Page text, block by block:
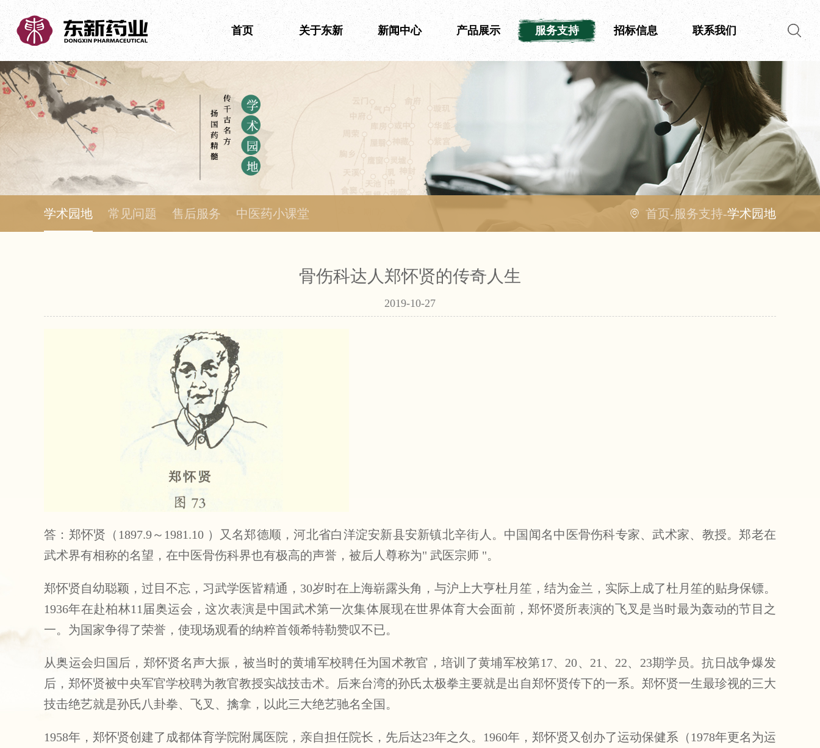
首页 关于东新 新闻中心 产品展示 服务支持 招标信息 联系我们
学术园地 常见问题 售后服务 中医药小课堂 首页-服务支持-学术园地
骨伤科达人郑怀贤的传奇人生
2019-10-27
答：郑怀贤（1897.9～1981.10 ）又名郑德顺，河北省白洋淀安新县安新镇北辛街人。中国闻名中医骨伤科专家、武术家、教授。郑老在
武术界有相称的名望，在中医骨伤科界也有极高的声誉，被后人尊称为" 武医宗师 "。
郑怀贤自幼聪颖，过目不忘，习武学医皆精通，30岁时在上海崭露头角，与沪上大亨杜月笙，结为金兰，实际上成了杜月笙的贴身保镖。
1936年在赴柏林11届奥运会，这次表演是中国武术第一次集体展现在世界体育大会面前，郑怀贤所表演的飞叉是当时最为轰动的节目之
一。为国家争得了荣誉，使现场观看的纳粹首领希特勒赞叹不已。
从奥运会归国后，郑怀贤名声大振，被当时的黄埔军校聘任为国术教官，培训了黄埔军校第17、20、21、22、23期学员。抗日战争爆发
后，郑怀贤被中央军官学校聘为教官教授实战技击术。后来台湾的孙氏太极拳主要就是出自郑怀贤传下的一系。郑怀贤一生最珍视的三大
技击绝艺就是孙氏八卦拳、飞叉、擒拿，以此三大绝艺驰名全国。
1958年，郑怀贤创建了成都体育学院附属医院，亲自担任院长，先后达23年之久。1960年，郑怀贤又创办了运动保健系（1978年更名为运